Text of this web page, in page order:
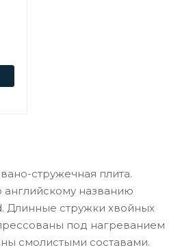
стружечная плита.
названию
Длинные стружки хвойных
под нагреванием
смолистыми составами.